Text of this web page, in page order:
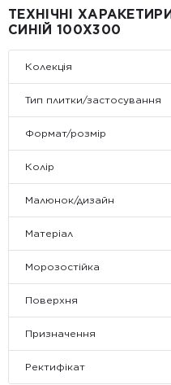
Примітка:
• Відвантаження
неділю та святкові дні
ТЕХНІЧНІ
СИНІЙ 100X300
Колекція
Тип плитки/застосування
Формат/розмір
Колір
Малюнок/дизайн
Матеріал
Морозостійка
Поверхня
Призначення
Ректифікат